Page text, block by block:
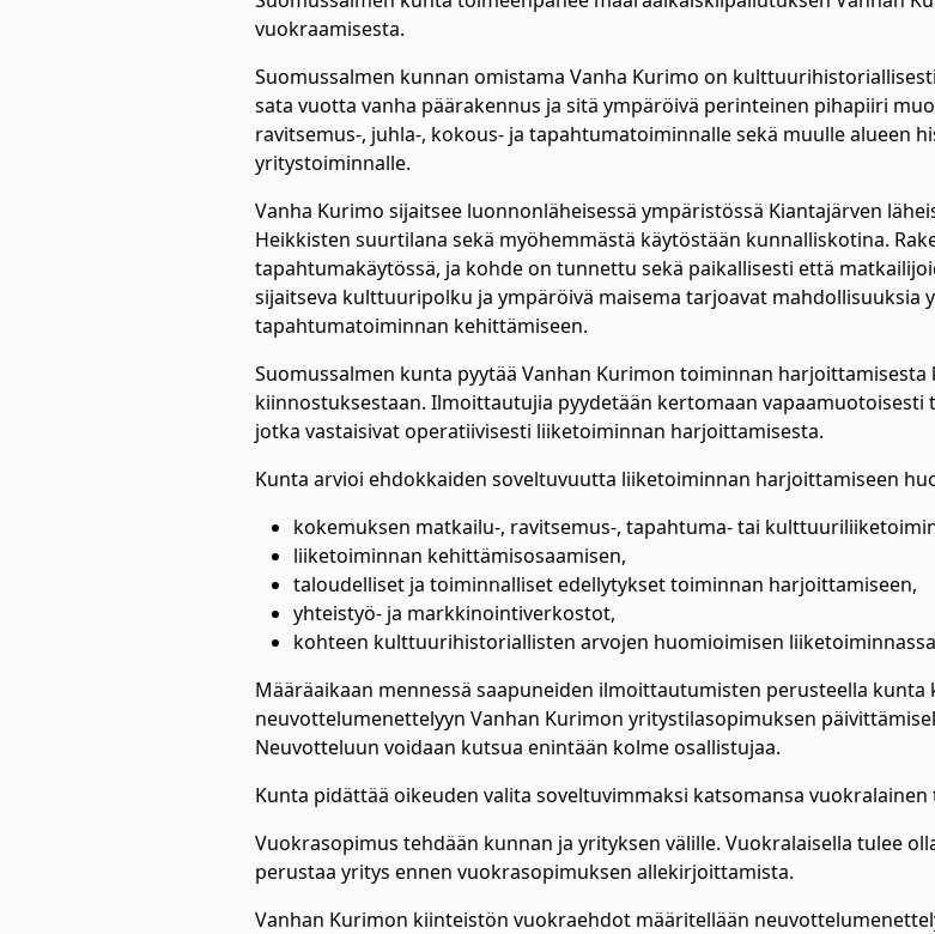
vuokraamisesta.
Suomussalmen kunnan omistama Vanha Kurimo on
sata vuotta vanha päärakennus ja sitä ympäröivä perinteinen pihapiiri
ravitsemus-, juhla-, kokous- ja tapahtumatoiminnalle sekä muulle alueen
yritystoiminnalle.
Vanha Kurimo sijaitsee luonnonläheisessä ympäristössä Kiantajärven
Heikkisten suurtilana sekä myöhemmästä käytöstään kunnalliskotina.
tapahtumakäytössä, ja kohde on tunnettu sekä paikallisesti että
sijaitseva kulttuuripolku ja ympäröivä maisema tarjoavat mahdollisuuksia
tapahtumatoiminnan kehittämiseen.
Suomussalmen kunta pyytää Vanhan Kurimon toiminnan
kiinnostuksestaan. Ilmoittautujia pyydetään kertomaan vapaamuotoisesti
jotka vastaisivat operatiivisesti liiketoiminnan harjoittamisesta.
Kunta arvioi ehdokkaiden soveltuvuutta liiketoiminnan harjoittamiseen
kokemuksen matkailu-, ravitsemus-, tapahtuma- tai
liiketoiminnan kehittämisosaamisen,
taloudelliset ja toiminnalliset edellytykset toiminnan harjoittamiseen,
yhteistyö- ja markkinointiverkostot,
kohteen kulttuurihistoriallisten arvojen huomioimisen
Määräaikaan mennessä saapuneiden ilmoittautumisten perusteella
neuvottelumenettelyyn Vanhan Kurimon yritystilasopimuksen
Neuvotteluun voidaan kutsua enintään kolme osallistujaa.
Kunta pidättää oikeuden valita soveltuvimmaksi katsomansa
Vuokrasopimus tehdään kunnan ja yrityksen välille. Vuokralaisella tulee
perustaa yritys ennen vuokrasopimuksen allekirjoittamista.
Vanhan Kurimon kiinteistön vuokraehdot määritellään